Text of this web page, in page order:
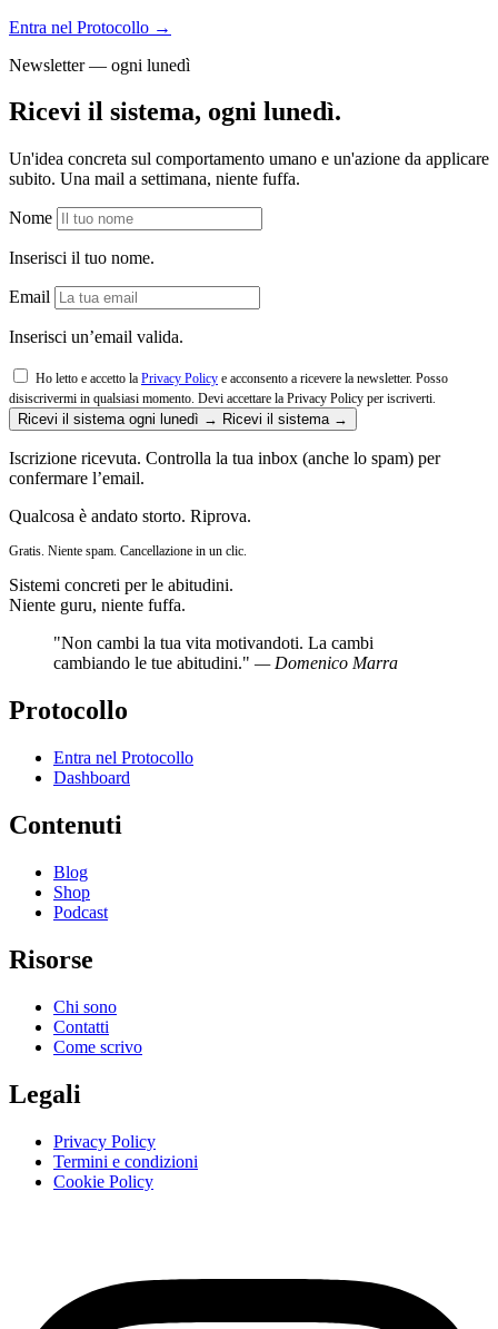
Entra nel Protocollo →
Newsletter — ogni lunedì
Ricevi il sistema, ogni lunedì.
Un'idea concreta sul comportamento umano e un'azione da applicare
subito. Una mail a settimana, niente fuffa.
Nome
Inserisci il tuo nome.
Email
Inserisci un’email valida.
Ho letto e accetto la Privacy Policy e acconsento a ricevere la newsletter. Posso
disiscrivermi in qualsiasi momento.
Devi accettare la Privacy Policy per iscriverti.
Ricevi il sistema ogni lunedì → Ricevi il sistema →
Iscrizione ricevuta. Controlla la tua inbox (anche lo spam) per
confermare l’email.
Qualcosa è andato storto. Riprova.
Gratis. Niente spam. Cancellazione in un clic.
Sistemi concreti per le abitudini.
Niente guru, niente fuffa.
"Non cambi la tua vita motivandoti. La cambi
cambiando le tue abitudini." — Domenico Marra
Protocollo
Entra nel Protocollo
Dashboard
Contenuti
Blog
Shop
Podcast
Risorse
Chi sono
Contatti
Come scrivo
Legali
Privacy Policy
Termini e condizioni
Cookie Policy